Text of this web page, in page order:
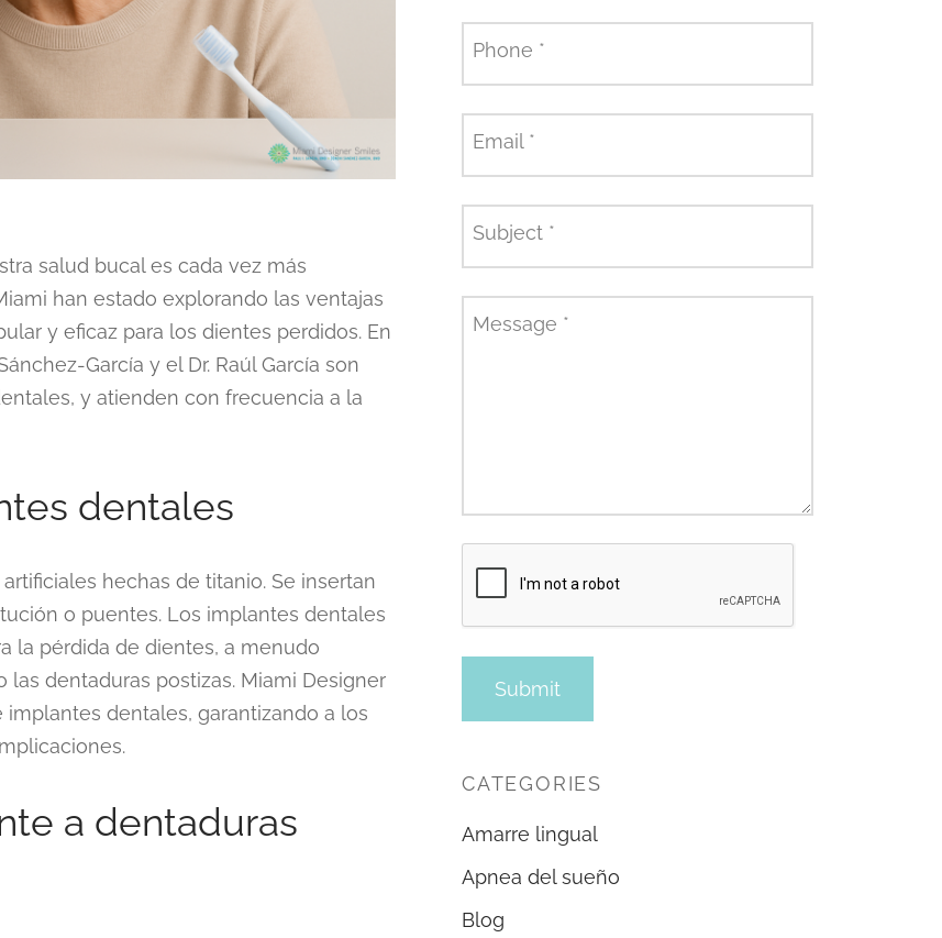
salud bucal es cada vez más
han estado explorando las ventajas
y eficaz para los dientes perdidos. En
García y el Dr. Raúl García son
y atienden con frecuencia a la
dentales
hechas de titanio. Se insertan
o puentes. Los implantes dentales
la pérdida de dientes, a menudo
dentaduras postizas. Miami Designer
dentales, garantizando a los
a dentaduras
Phone *
Email *
Subject *
Message *
CATEGORIES
Amarre lingual
Apnea del sueño
Blog